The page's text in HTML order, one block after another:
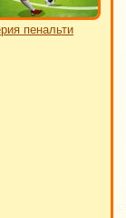
пенальти